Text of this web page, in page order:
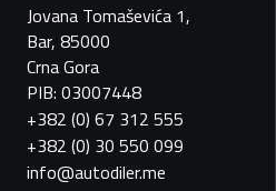
Jovana Tomaševića 1,
Bar, 85000
Crna Gora
PIB: 03007448
+382 (0) 67 312 555
+382 (0) 30 550 099
info@autodiler.me